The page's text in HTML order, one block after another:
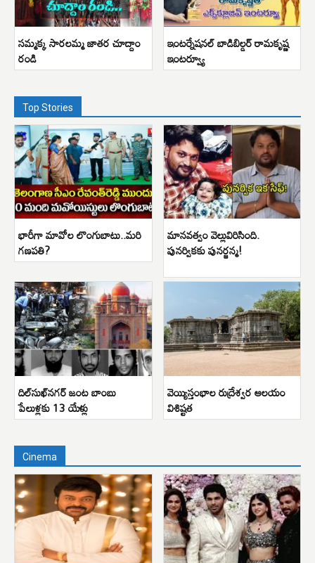
సమ్మక్క సారలమ్మ జాతర చూద్దాం
రండి
ఇంటర్నేషనల్ బాడిబిల్డర్ రామకృష్ణ
ఇంటర్వ్యూ
Top Stories
భారీగా మావోల లొంగుబాటు..మరి
గణపతి?
మానవత్వం వెల్లువిరిసింది.
పునర్వికకు పునర్జన్మ!
దిల్‌సుఖ్‌నగర్ జంట బాంబు
పేలుళ్లకు 13 యేళ్లు
వెయ్యిస్తంభాల రుద్రేశ్వర ఆలయం
విశిష్టత
Cinema